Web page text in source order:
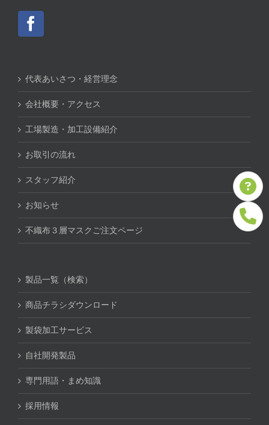
代表あいさつ・経営理念
会社概要・アクセス
工場製造・加工設備紹介
お取引の流れ
スタッフ紹介
お知らせ
不織布３層マスクご注文ページ
製品一覧（検索）
商品チラシダウンロード
製袋加工サービス
自社開発製品
専門用語・まめ知識
採用情報